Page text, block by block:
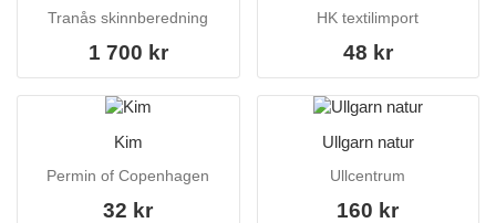
Tranås skinnberedning
1 700 kr
HK textilimport
48 kr
Kim
Permin of Copenhagen
32 kr
Ullgarn natur
Ullcentrum
160 kr